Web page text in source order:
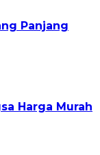
Panjang
Harga Murah